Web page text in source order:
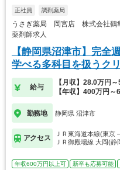
正社員 調剤薬局
うさぎ薬局 岡宮店 株式会社鶴
薬剤師求人
【静岡県沼津市】完全
学べる多科目を扱うク
給与
【月収】28.0万円
【年収】400万円
勤務地 静岡県 沼津市
アクセス
ＪＲ東海道本線(東京
ＪＲ御殿場線 大岡(静
年収600万円以上可 新卒も応募可能